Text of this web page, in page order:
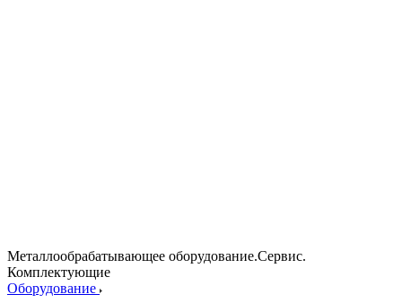
Металлообрабатывающее оборудование.Сервис.
Комплектующие
Оборудование